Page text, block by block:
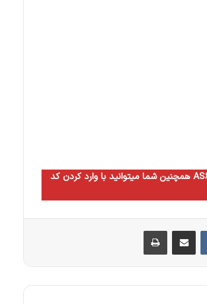
همچنین شما میتوانید با وارد کردن کد AS6108 به مدت سه ماه از مزایای سطح ده آگاه (بالاترین سطح تخفیفات) بهرمند
‫VKontakteاشتراک گذاری از طریق ایمیل چاپ